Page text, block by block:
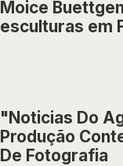
Moice
esculturas em
"Noticias Do
Produção
De Fotografia